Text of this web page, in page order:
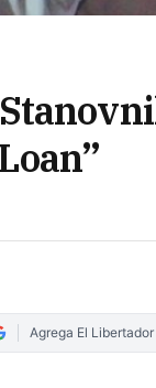
Agrega El